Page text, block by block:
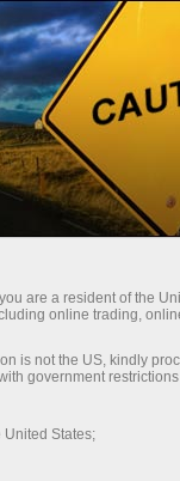
are a resident of the
online trading,
is not the US, kindly
government
States;